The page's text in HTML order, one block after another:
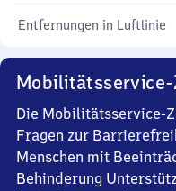
Entfernungen in Luftlinie
Die Mobilitätsservice-
Fragen zur
Menschen mit
Behinderung